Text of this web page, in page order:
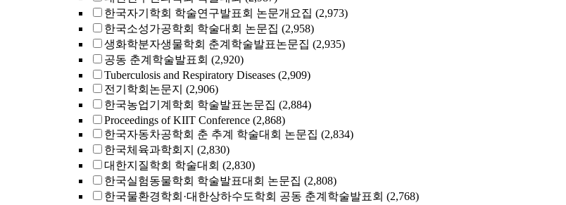
한국자기학회 학술연구발표회 논문개요집 (2,973)
한국소성가공학회 학술대회 논문집 (2,958)
생화학분자생물학회 춘계학술발표논문집 (2,935)
공동 춘계학술발표회 (2,920)
Tuberculosis and Respiratory Diseases (2,909)
전기학회논문지 (2,906)
한국농업기계학회 학술발표논문집 (2,884)
Proceedings of KIIT Conference (2,868)
한국자동차공학회 춘 추계 학술대회 논문집 (2,834)
한국체육과학회지 (2,830)
대한지질학회 학술대회 (2,830)
한국실험동물학회 학술발표대회 논문집 (2,808)
한국물환경학회·대한상하수도학회 공동 춘계학술발표회 (2,768)